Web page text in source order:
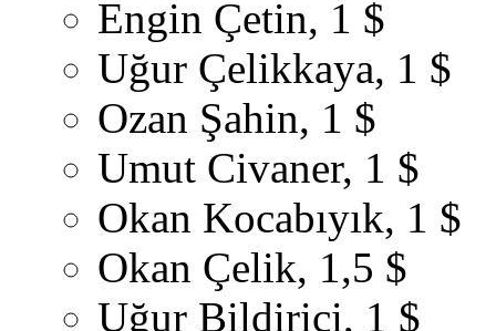
Engin Çetin, 1 $
Uğur Çelikkaya, 1 $
Ozan Şahin, 1 $
Umut Civaner, 1 $
Okan Kocabıyık, 1 $
Okan Çelik, 1,5 $
Uğur Bildirici, 1 $